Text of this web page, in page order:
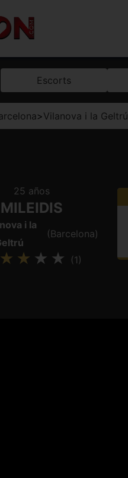
Escorts
>Vilanova i la Geltrú
25 años
MILEIDIS
i la
(Barcelona)
(1)